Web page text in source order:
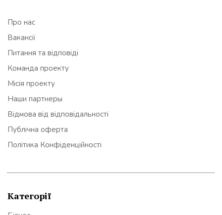
Про нас
Вакансії
Питання та відповіді
Команда проекту
Місія проекту
Наши партнеры
Відмова від відповідальності
Публічна оферта
Політика Конфіденційності
Категорії